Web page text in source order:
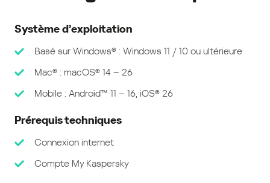
Système d’exploitation
Basé sur Windows® : Windows 11 / 10 ou ultérieure
Mac® : macOS® 14 – 26
Mobile : Android™ 11 – 16, iOS® 26
Prérequis techniques
Connexion internet
Compte My Kaspersky